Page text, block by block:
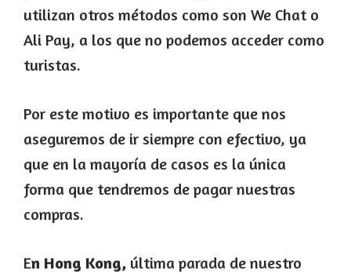
utilizan otros métodos como son We Chat o
Ali Pay, a los que no podemos acceder como
turistas.
Por este motivo es importante que nos
aseguremos de ir siempre con efectivo, ya
que en la mayoría de casos es la única
forma que tendremos de pagar nuestras
compras.
En Hong Kong, última parada de nuestro